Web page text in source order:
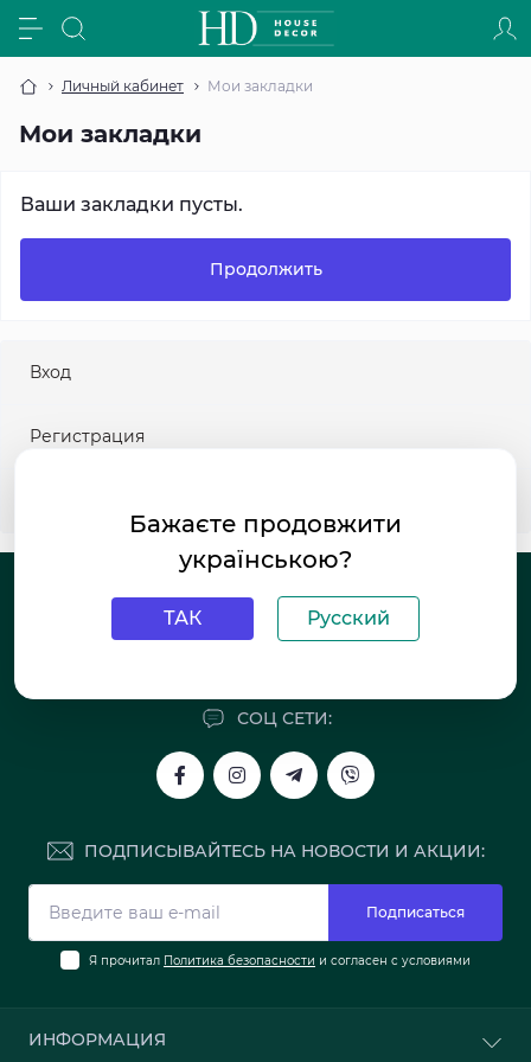
Личный кабинет Мои закладки
Мои закладки
Ваши закладки пусты.
Продолжить
Вход
Регистрация
ТЕЛЕФОНЫ:
СОЦ СЕТИ:
ПОДПИСЫВАЙТЕСЬ НА НОВОСТИ И АКЦИИ:
Подписаться
Я прочитал Политика безопасности и согласен с условиями
ИНФОРМАЦИЯ
Бажаєте продовжити
українською?
ТАК Русский